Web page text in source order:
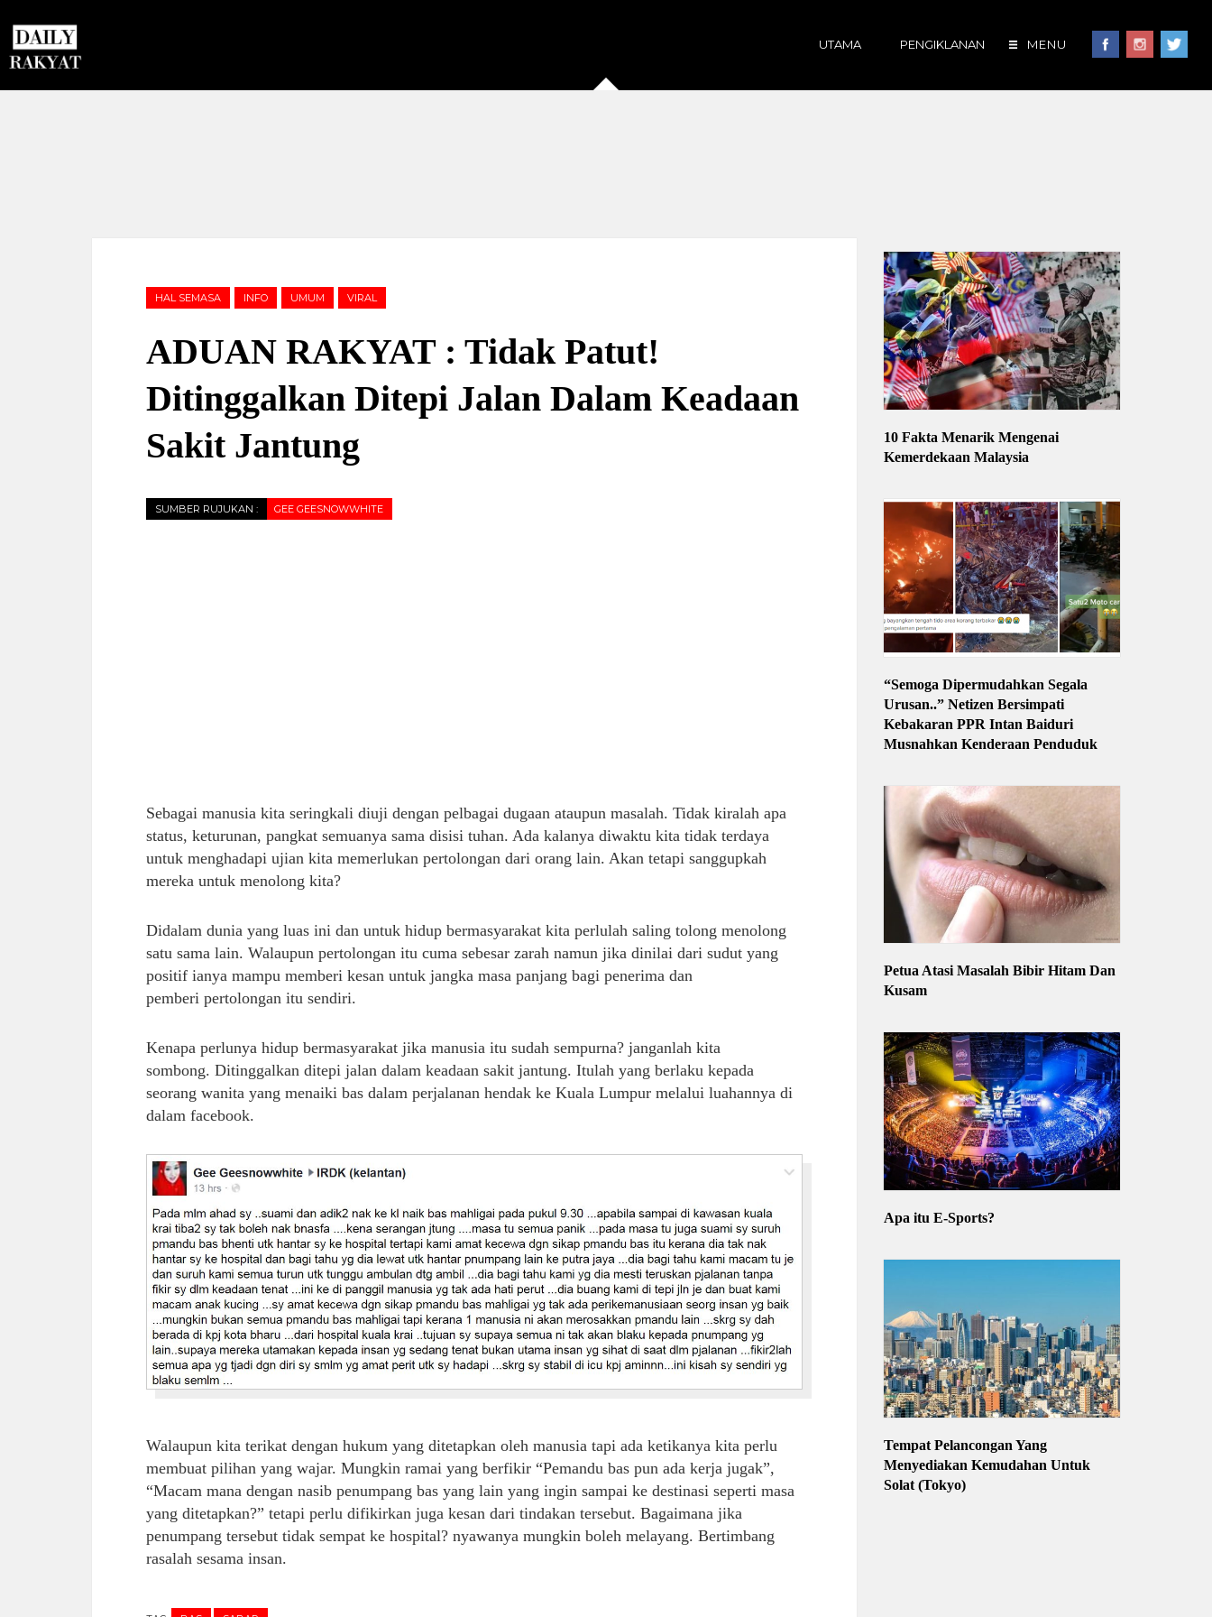
MENU
UTAMA PENGIKLANAN
HAL SEMASA INFO UMUM VIRAL
ADUAN RAKYAT : Tidak Patut!
Ditinggalkan Ditepi Jalan Dalam Keadaan
Sakit Jantung
SUMBER RUJUKAN : GEE GEESNOWWHITE
Sebagai manusia kita seringkali diuji dengan pelbagai dugaan ataupun masalah. Tidak kiralah apa
status, keturunan, pangkat semuanya sama disisi tuhan. Ada kalanya diwaktu kita tidak terdaya
untuk menghadapi ujian kita memerlukan pertolongan dari orang lain. Akan tetapi sanggupkah
mereka untuk menolong kita?
Didalam dunia yang luas ini dan untuk hidup bermasyarakat kita perlulah saling tolong menolong
satu sama lain. Walaupun pertolongan itu cuma sebesar zarah namun jika dinilai dari sudut yang
positif ianya mampu memberi kesan untuk jangka masa panjang bagi penerima dan
pemberi pertolongan itu sendiri.
Kenapa perlunya hidup bermasyarakat jika manusia itu sudah sempurna? janganlah kita
sombong. Ditinggalkan ditepi jalan dalam keadaan sakit jantung. Itulah yang berlaku kepada
seorang wanita yang menaiki bas dalam perjalanan hendak ke Kuala Lumpur melalui luahannya di
dalam facebook.
Walaupun kita terikat dengan hukum yang ditetapkan oleh manusia tapi ada ketikanya kita perlu
membuat pilihan yang wajar. Mungkin ramai yang berfikir “Pemandu bas pun ada kerja jugak”,
“Macam mana dengan nasib penumpang bas yang lain yang ingin sampai ke destinasi seperti masa
yang ditetapkan?” tetapi perlu difikirkan juga kesan dari tindakan tersebut. Bagaimana jika
penumpang tersebut tidak sempat ke hospital? nyawanya mungkin boleh melayang. Bertimbang
rasalah sesama insan.
10 Fakta Menarik Mengenai
Kemerdekaan Malaysia
“Semoga Dipermudahkan Segala
Urusan..” Netizen Bersimpati
Kebakaran PPR Intan Baiduri
Musnahkan Kenderaan Penduduk
Petua Atasi Masalah Bibir Hitam Dan
Kusam
Apa itu E-Sports?
Tempat Pelancongan Yang
Menyediakan Kemudahan Untuk
Solat (Tokyo)